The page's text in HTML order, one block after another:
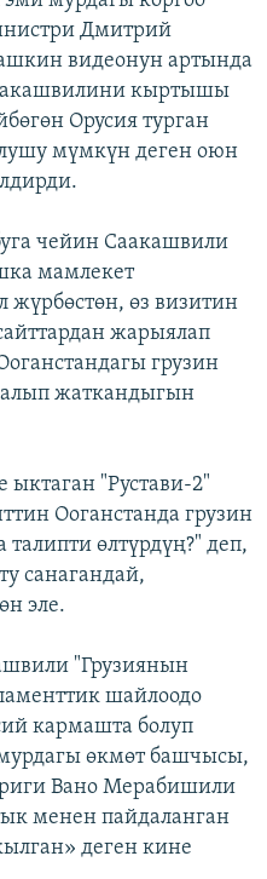
Дмитрий
видеонун артында
кыртышы
Орусия турган
мүмкүн деген оюн
чейин Саакашвили
мамлекет
өз визитин
жарыялап
грузин
жаткандыгын
ыктаган "Рустави-2"
Ооганстанда грузин
өлтүрдүң?" деп,
санагандай,
эле.
"Грузиянын
шайлоодо
кармашта болуп
өкмөт башчысы,
Вано Мерабишили
менен пайдаланган
деген кине